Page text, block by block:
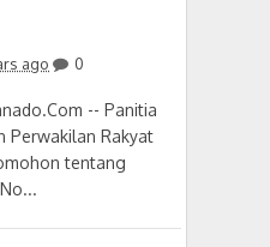
ago 0
-- Panitia
Perwakilan Rakyat
tentang